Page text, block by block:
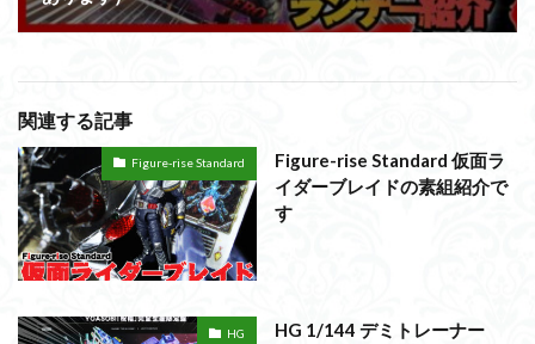
関連する記事
Figure-rise Standard
Figure-rise Standard 仮面ラ
イダーブレイドの素組紹介で
す
HG
HG 1/144 デミトレーナー